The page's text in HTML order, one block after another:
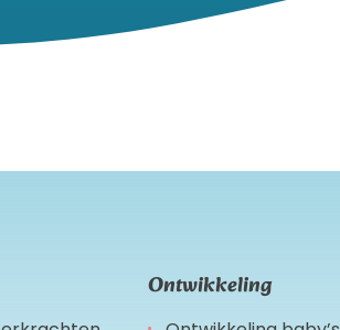
Ontwikkeling